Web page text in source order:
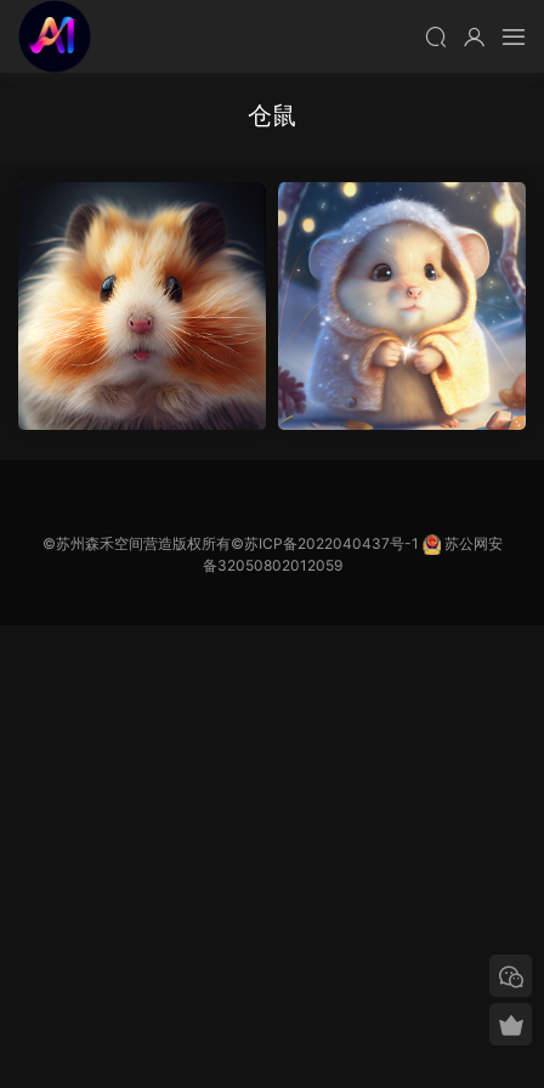
仓鼠
©苏州森禾空间营造版权所有©苏ICP备2022040437号-1
苏公网安
备32050802012059